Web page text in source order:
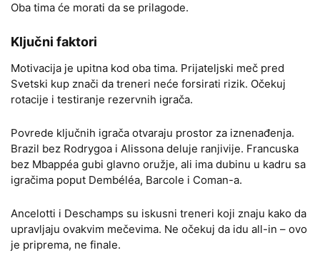
Oba tima će morati da se prilagode.
Ključni faktori
Motivacija je upitna kod oba tima. Prijateljski meč pred
Svetski kup znači da treneri neće forsirati rizik. Očekuj
rotacije i testiranje rezervnih igrača.
Povrede ključnih igrača otvaraju prostor za iznenađenja.
Brazil bez Rodrygoa i Alissona deluje ranjivije. Francuska
bez Mbappéa gubi glavno oružje, ali ima dubinu u kadru sa
igračima poput Dembéléa, Barcolе i Coman-a.
Ancelotti i Deschamps su iskusni treneri koji znaju kako da
upravljaju ovakvim mečevima. Ne očekuj da idu all-in – ovo
je priprema, ne finale.